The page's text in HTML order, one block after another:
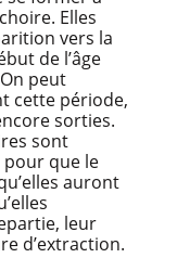
Elles
vers la
de l’âge
peut
cette période,
sorties.
sont
que le
auront
leur
d’extraction.